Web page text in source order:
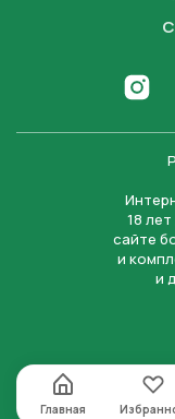
18
сайте
и
и
Главная
Нажимая на кнопку
согласие на
соглашаетесь с